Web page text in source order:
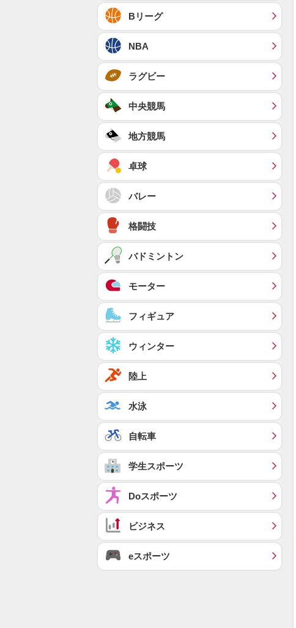
Bリーグ
NBA
ラグビー
中央競馬
地方競馬
卓球
バレー
格闘技
バドミントン
モーター
フィギュア
ウィンター
陸上
水泳
自転車
学生スポーツ
Doスポーツ
ビジネス
eスポーツ